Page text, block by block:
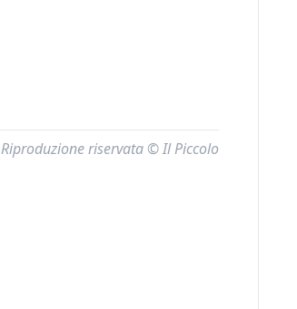
Riproduzione riservata © Il Piccolo